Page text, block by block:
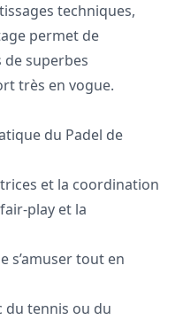
techniques,
permet de
superbes
très en vogue.
du Padel de
et la coordination
play et la
s’amuser tout en
du tennis ou du